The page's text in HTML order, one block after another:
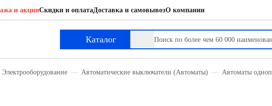
и акцииСкидки и оплатаДоставка и самовывозО компании
Каталог
Электрооборудование Автоматические выключатели (Автоматы) Автоматы